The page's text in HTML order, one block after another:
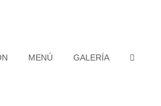
MENÚ
GALERÍA